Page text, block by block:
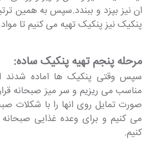
ان نیز بپزد و ببندد.سپس به همین
پنکیک نیز پنکیک تهیه می کنیم تا
مرحله پنجم تهیه پنکیک ساده:
سپس وقتی پنکیک ها اماده شدند
مناسب می ریزیم و سر میز صبحانه
صورت تمایل روی انها را با شکلات
می کنیم و برای وعده غذایی
کنیم.